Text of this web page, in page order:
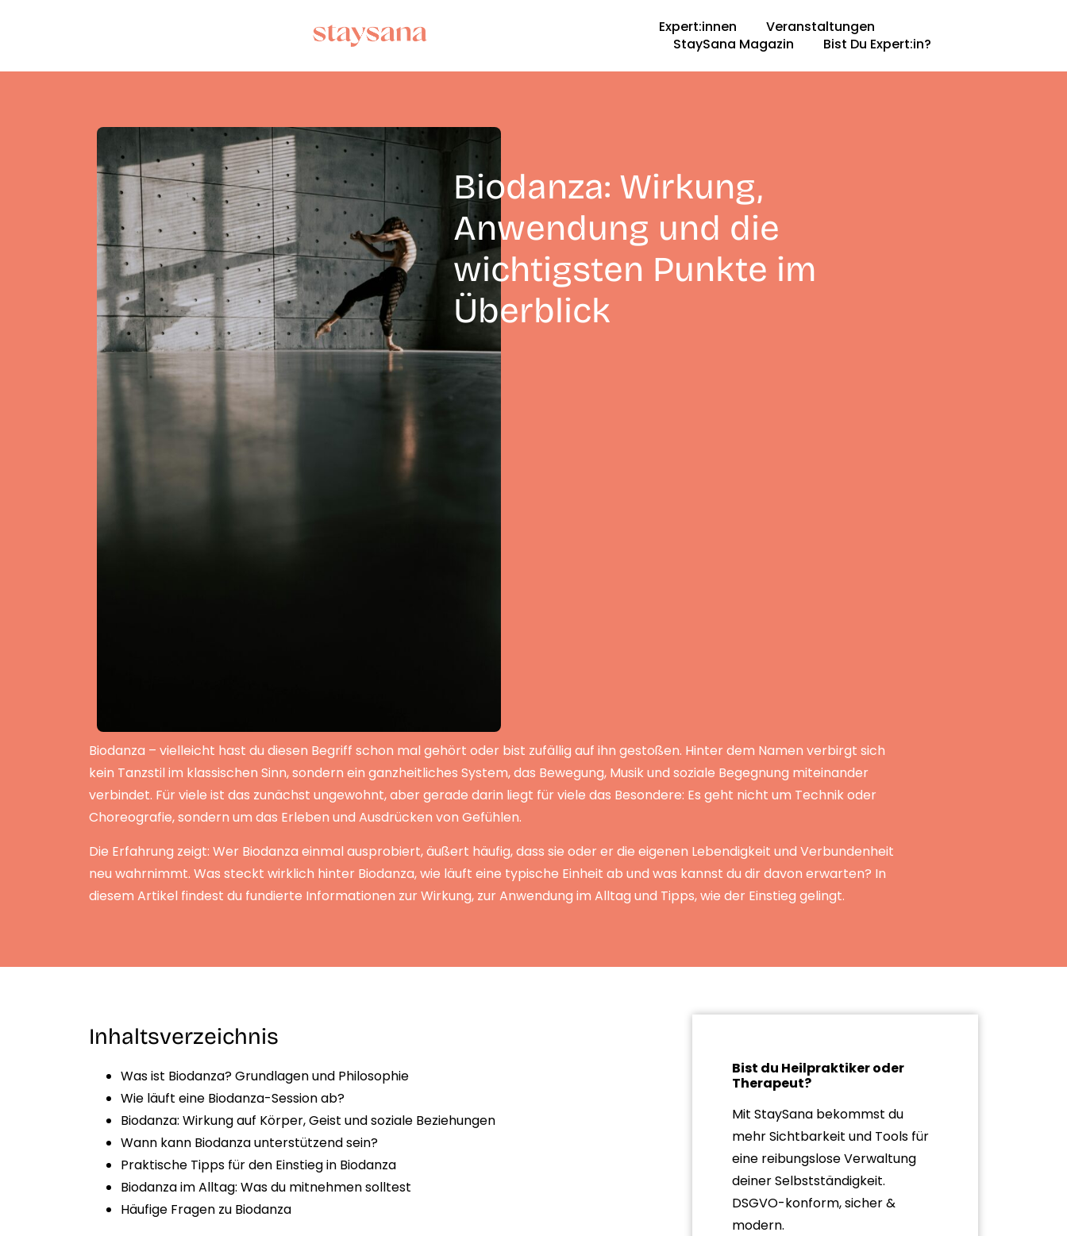
Expert:innen
Veranstaltungen
StaySana Magazin​
Bist Du Expert:in?
Biodanza: Wirkung,
Anwendung und die
wichtigsten Punkte im
Überblick
Biodanza – vielleicht hast du diesen Begriff schon mal gehört oder bist zufällig auf ihn gestoßen. Hinter dem Namen verbirgt sich
kein Tanzstil im klassischen Sinn, sondern ein ganzheitliches System, das Bewegung, Musik und soziale Begegnung miteinander
verbindet. Für viele ist das zunächst ungewohnt, aber gerade darin liegt für viele das Besondere: Es geht nicht um Technik oder
Choreografie, sondern um das Erleben und Ausdrücken von Gefühlen.
Die Erfahrung zeigt: Wer Biodanza einmal ausprobiert, äußert häufig, dass sie oder er die eigenen Lebendigkeit und Verbundenheit
neu wahrnimmt. Was steckt wirklich hinter Biodanza, wie läuft eine typische Einheit ab und was kannst du dir davon erwarten? In
diesem Artikel findest du fundierte Informationen zur Wirkung, zur Anwendung im Alltag und Tipps, wie der Einstieg gelingt.
Bist du Heilpraktiker oder
Therapeut?
Mit StaySana bekommst du
mehr Sichtbarkeit und Tools für
eine reibungslose Verwaltung
deiner Selbstständigkeit.
DSGVO-konform, sicher &
modern.
Inhaltsverzeichnis
Was ist Biodanza? Grundlagen und Philosophie
Wie läuft eine Biodanza-Session ab?
Biodanza: Wirkung auf Körper, Geist und soziale Beziehungen
Wann kann Biodanza unterstützend sein?
Praktische Tipps für den Einstieg in Biodanza
Biodanza im Alltag: Was du mitnehmen solltest
Häufige Fragen zu Biodanza